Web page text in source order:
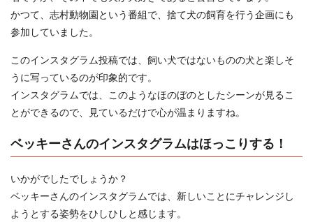
かつて、志村動物園という番組で、捨て犬の飼育を行う企画にも
参加していました。
このインスタグラム投稿では、飼い犬ではないものの犬と楽しそ
うに写っているのが印象的です。
インスタグラムでは、このようなほのぼのとしたシーンが見るこ
とができるので、見ているだけで心が温まりますね。
ベッキーさんのインスタグラムはほっこりする！
いかがでしたでしょうか？
ベッキーさんのインスタグラムでは、新しいことにチャレンジし
ようとする姿勢をひしひしと感じます。